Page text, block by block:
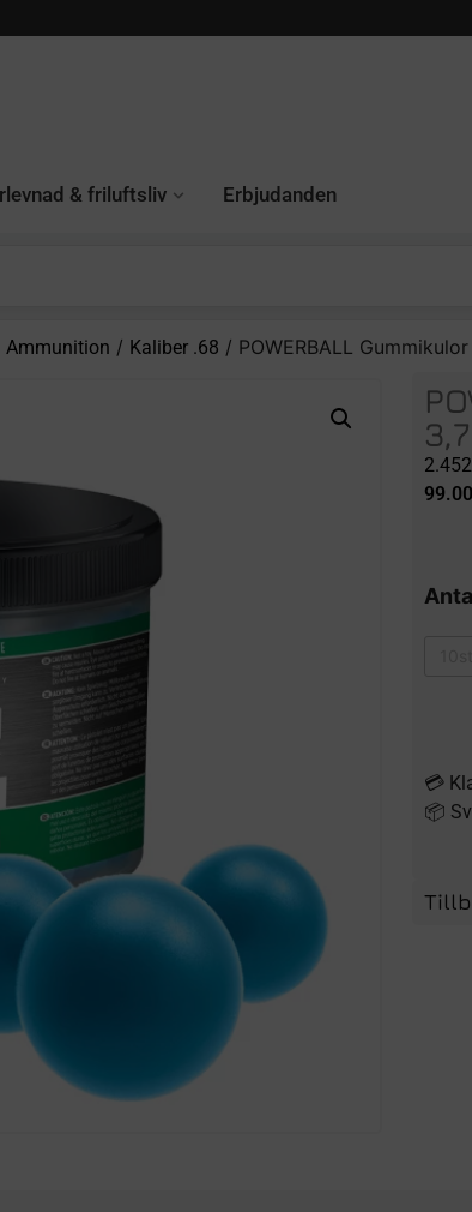
& friluftsliv Erbjudanden
Ammunition / Kaliber .68 / POWERBALL
99.00
💳
📦